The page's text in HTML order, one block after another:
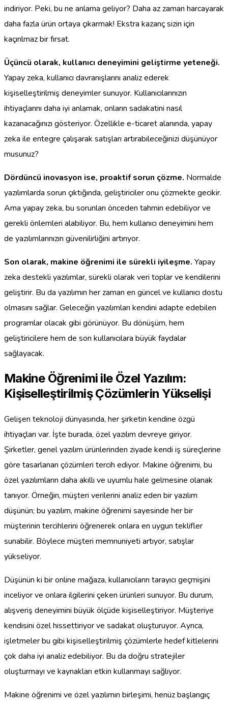
indiriyor. Peki, bu ne anlama geliyor? Daha az zaman harcayarak
daha fazla ürün ortaya çıkarmak! Ekstra kazanç sizin için
kaçırılmaz bir fırsat.
Üçüncü olarak, kullanıcı deneyimini geliştirme yeteneği.
Yapay zeka, kullanıcı davranışlarını analiz ederek
kişiselleştirilmiş deneyimler sunuyor. Kullanıcılarınızın
ihtiyaçlarını daha iyi anlamak, onların sadakatini nasıl
kazanacağınızı gösteriyor. Özellikle e-ticaret alanında, yapay
zeka ile entegre çalışarak satışları artırabileceğinizi düşünüyor
musunuz?
Dördüncü inovasyon ise, proaktif sorun çözme. Normalde
yazılımlarda sorun çıktığında, geliştiriciler onu çözmekte gecikir.
Ama yapay zeka, bu sorunları önceden tahmin edebiliyor ve
gerekli önlemleri alabiliyor. Bu, hem kullanıcı deneyimini hem
de yazılımlarınızın güvenilirliğini artırıyor.
Son olarak, makine öğrenimi ile sürekli iyileşme. Yapay
zeka destekli yazılımlar, sürekli olarak veri toplar ve kendilerini
geliştirir. Bu da yazılımın her zaman en güncel ve kullanıcı dostu
olmasını sağlar. Geleceğin yazılımları kendini adapte edebilen
programlar olacak gibi görünüyor. Bu dönüşüm, hem
geliştiricilere hem de son kullanıcılara büyük faydalar
sağlayacak.
Makine Öğrenimi ile Özel Yazılım:
Kişiselleştirilmiş Çözümlerin Yükselişi
Gelişen teknoloji dünyasında, her şirketin kendine özgü
ihtiyaçları var. İşte burada, özel yazılım devreye giriyor.
Şirketler, genel yazılım ürünlerinden ziyade kendi iş süreçlerine
göre tasarlanan çözümleri tercih ediyor. Makine öğrenimi, bu
özel yazılımların daha akıllı ve uyumlu hale gelmesine olanak
tanıyor. Örneğin, müşteri verilerini analiz eden bir yazılım
düşünün; bu yazılım, makine öğrenimi sayesinde her bir
müşterinin tercihlerini öğrenerek onlara en uygun teklifler
sunabilir. Böylece müşteri memnuniyeti artıyor, satışlar
yükseliyor.
Düşünün ki bir online mağaza, kullanıcıların tarayıcı geçmişini
inceliyor ve onlara ilgilerini çeken ürünleri sunuyor. Bu durum,
alışveriş deneyimini büyük ölçüde kişiselleştiriyor. Müşteriye
kendisini özel hissettiriyor ve sadakat oluşturuyor. Ayrıca,
işletmeler bu gibi kişiselleştirilmiş çözümlerle hedef kitlelerini
çok daha iyi analiz edebiliyor. Bu da doğru stratejiler
oluşturmayı ve kaynakları etkin kullanmayı sağlıyor.
Makine öğrenimi ve özel yazılımın birleşimi, henüz başlangıç